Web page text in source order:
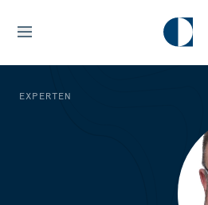
EXPERTEN